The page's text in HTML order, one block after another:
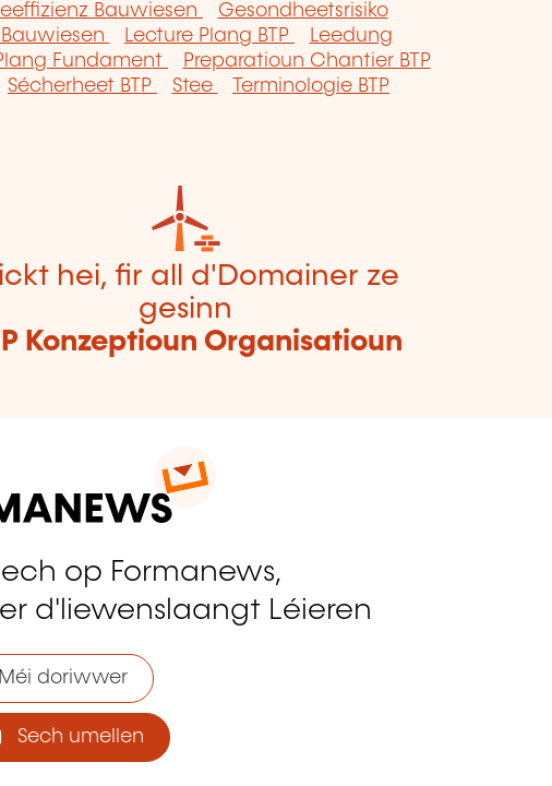
Bauwiesen
Gesondheetsrisiko
Lecture Plang BTP
Leedung
Fundament
Preparatioun Chantier BTP
Sécherheet BTP Stee
Terminologie BTP
hei, fir all d'Domainer ze
gesinn
Konzeptioun Organisatioun
op Formanews,
d'liewenslaangt Léieren
Méi doriwwer
Sech umellen